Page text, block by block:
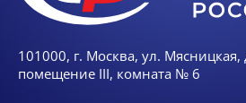
101000, г. Москва, ул. Мясницкая,
помещение III, комната № 6